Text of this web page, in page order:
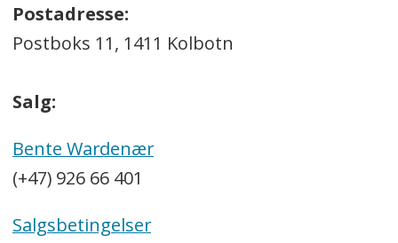
Postadresse:
Postboks 11, 1411 Kolbotn
Salg:
Bente Wardenær
(+47) 926 66 401
Salgsbetingelser